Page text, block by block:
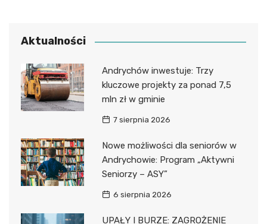
Aktualności
Andrychów inwestuje: Trzy
kluczowe projekty za ponad 7,5
mln zł w gminie
7 sierpnia 2026
Nowe możliwości dla seniorów w
Andrychowie: Program „Aktywni
Seniorzy – ASY”
6 sierpnia 2026
UPAŁY I BURZE: ZAGROŻENIE